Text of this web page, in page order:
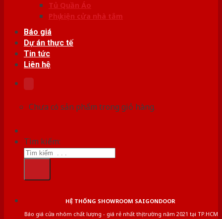
Tủ Quần Áo
Phụ kiện cửa nhà tắm
Báo giá
Dự án thực tế
Tin tức
Liên hệ
Chưa có sản phẩm trong giỏ hàng.
Tìm kiếm:
HỆ THỐNG SHOWROOM SAIGONDOOR
Báo giá cửa nhôm chất lượng - giá rẻ nhất thị trường năm 2021 tại TP.HCM